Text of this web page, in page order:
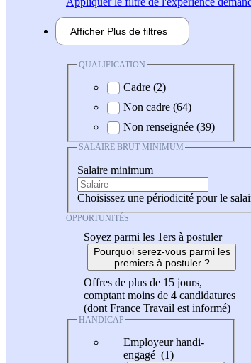
Afficher Plus de filtres
QUALIFICATION
Cadre (2)
Non cadre (64)
Non renseignée (39)
SALAIRE BRUT MINIMUM
Salaire minimum
Choisissez une périodicité pour le
OPPORTUNITÉS
Soyez parmi les 1ers à postuler
Pourquoi serez-vous parmi les
premiers à postuler ?
Offres de plus de 15 jours,
comptant moins de 4 candidatures
(dont France Travail est informé)
HANDICAP
Employeur handi-
engagé (1)